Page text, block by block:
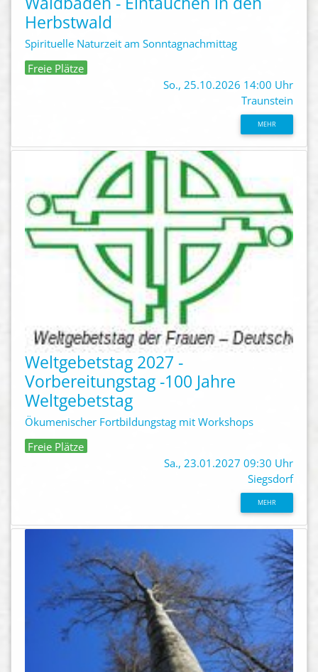
Herbstwald
Spirituelle Naturzeit am Sonntagnachmittag
Freie Plätze
So., 25.10.2026 14:00 Uhr
Traunstein
MEHR
Weltgebetstag 2027 -
Vorbereitungstag -100 Jahre
Weltgebetstag
Ökumenischer Fortbildungstag mit Workshops
Freie Plätze
Sa., 23.01.2027 09:30 Uhr
Siegsdorf
MEHR